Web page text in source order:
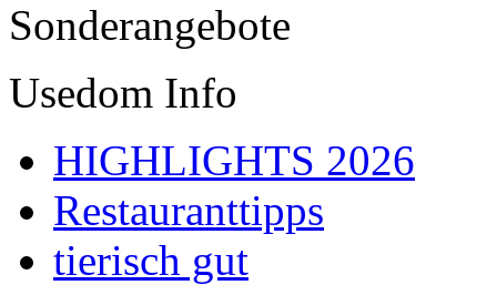
Sonderangebote
Usedom Info
HIGHLIGHTS 2026
Restauranttipps
tierisch gut